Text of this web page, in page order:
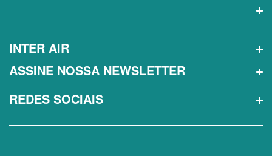
INTER AIR
ASSINE NOSSA NEWSLETTER
REDES SOCIAIS